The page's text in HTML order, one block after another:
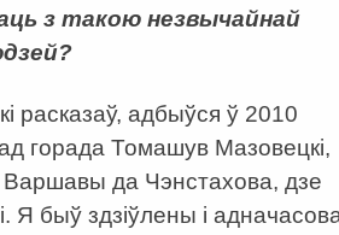
з такою незвычайнай
расказаў, адбыўся ў 2010
горада Томашув Мазовецкі,
Варшавы да Чэнстахова, дзе
Я быў здзіўлены і